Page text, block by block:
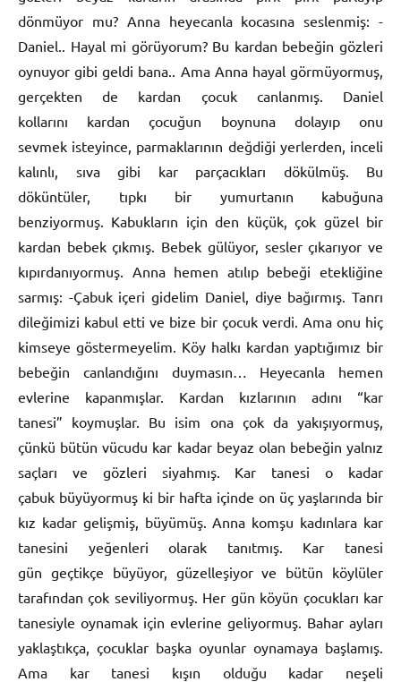
dönmüyor mu? Anna heyecanla kocasına seslenmiş: -
Daniel.. Hayal mi görüyorum? Bu kardan bebeğin gözleri
oynuyor gibi geldi bana.. Ama Anna hayal görmüyormuş,
gerçekten de kardan çocuk canlanmış. Daniel
kollarını kardan çocuğun boynuna dolayıp onu
sevmek isteyince, parmaklarının değdiği yerlerden, inceli
kalınlı, sıva gibi kar parçacıkları dökülmüş. Bu
döküntüler, tıpkı bir yumurtanın kabuğuna
benziyormuş. Kabukların için den küçük, çok güzel bir
kardan bebek çıkmış. Bebek gülüyor, sesler çıkarıyor ve
kıpırdanıyormuş. Anna hemen atılıp bebeği etekliğine
sarmış: -Çabuk içeri gidelim Daniel, diye bağırmış. Tanrı
dileğimizi kabul etti ve bize bir çocuk verdi. Ama onu hiç
kimseye göstermeyelim. Köy halkı kardan yaptığımız bir
bebeğin canlandığını duymasın… Heyecanla hemen
evlerine kapanmışlar. Kardan kızlarının adını “kar
tanesi” koymuşlar. Bu isim ona çok da yakışıyormuş,
çünkü bütün vücudu kar kadar beyaz olan bebeğin yalnız
saçları ve gözleri siyahmış. Kar tanesi o kadar
çabuk büyüyormuş ki bir hafta içinde on üç yaşlarında bir
kız kadar gelişmiş, büyümüş. Anna komşu kadınlara kar
tanesini yeğenleri olarak tanıtmış. Kar tanesi
gün geçtikçe büyüyor, güzelleşiyor ve bütün köylüler
tarafından çok seviliyormuş. Her gün köyün çocukları kar
tanesiyle oynamak için evlerine geliyormuş. Bahar ayları
yaklaştıkça, çocuklar başka oyunlar oynamaya başlamış.
Ama kar tanesi kışın olduğu kadar neşeli